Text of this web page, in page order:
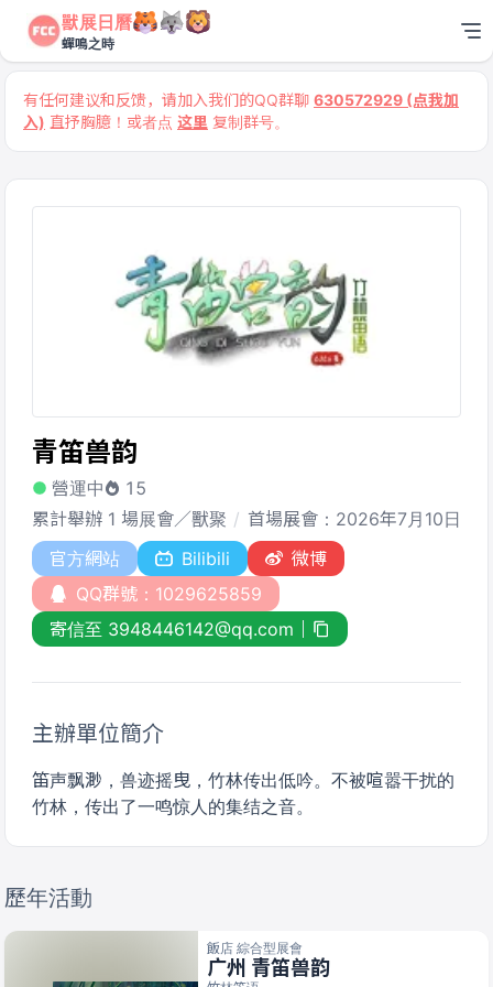
獸展日曆
蟬鳴之時
有任何建议和反馈，请加入我们的QQ群聊 630572929 (点我加
入) 直抒胸臆！或者点 这里 复制群号。
青笛兽韵
營運中
15
累計舉辦 1 場展會／獸聚
首場展會：2026年7月10日
官方網站
Bilibili
微博
QQ群號：1029625859
寄信至 3948446142@qq.com
主辦單位簡介
笛声飘渺，兽迹摇曳，竹林传出低吟。不被喧嚣干扰的
竹林，传出了一鸣惊人的集结之音。
歷年活動
飯店 綜合型展會
广州 青笛兽韵